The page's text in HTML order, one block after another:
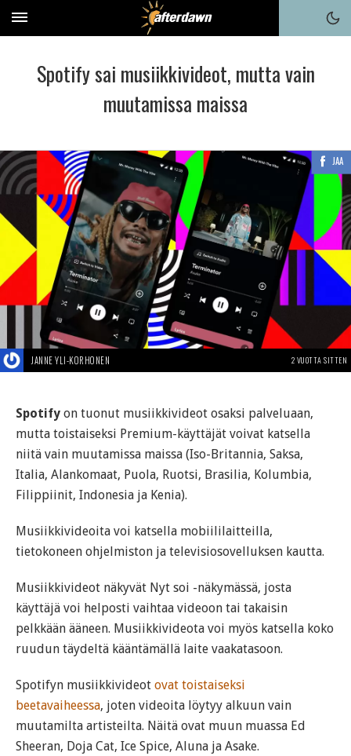
Spotify sai musiikkivideot, mutta vain
muutamissa maissa
JAA
JANNE YLI-KORHONEN 2 VUOTTA SITTEN
Spotify on tuonut musiikkivideot osaksi palveluaan,
mutta toistaiseksi Premium-käyttäjät voivat katsella
niitä vain muutamissa maissa (Iso-Britannia, Saksa,
Italia, Alankomaat, Puola, Ruotsi, Brasilia, Kolumbia,
Filippiinit, Indonesia ja Kenia).
Musiikkivideoita voi katsella mobiililaitteilla,
tietokoneen ohjelmiston ja televisiosovelluksen kautta.
Musiikkivideot näkyvät Nyt soi -näkymässä, josta
käyttäjä voi helposti vaihtaa videoon tai takaisin
pelkkään ääneen. Musiikkivideota voi myös katsella koko
ruudun täydeltä kääntämällä laite vaakatasoon.
Spotifyn musiikkivideot ovat toistaiseksi
beetavaiheessa, joten videoita löytyy alkuun vain
muutamilta artisteilta. Näitä ovat muun muassa Ed
Sheeran, Doja Cat, Ice Spice, Aluna ja Asake.